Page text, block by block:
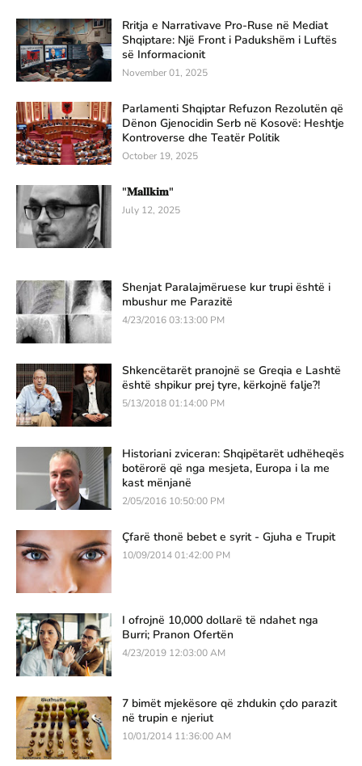
Rritja e Narrativave Pro-Ruse në Mediat
Shqiptare: Një Front i Padukshëm i Luftës
së Informacionit
November 01, 2025
Parlamenti Shqiptar Refuzon Rezolutën që
Dënon Gjenocidin Serb në Kosovë: Heshtje
Kontroverse dhe Teatër Politik
October 19, 2025
"𝐌𝐚𝐥𝐥𝐤𝐢𝐦"
July 12, 2025
Shenjat Paralajmëruese kur trupi është i
mbushur me Parazitë
4/23/2016 03:13:00 PM
Shkencëtarët pranojnë se Greqia e Lashtë
është shpikur prej tyre, kërkojnë falje?!
5/13/2018 01:14:00 PM
Historiani zviceran: Shqipëtarët udhëheqës
botërorë që nga mesjeta, Europa i la me
kast mënjanë
2/05/2016 10:50:00 PM
Çfarë thonë bebet e syrit - Gjuha e Trupit
10/09/2014 01:42:00 PM
I ofrojnë 10,000 dollarë të ndahet nga
Burri; Pranon Ofertën
4/23/2019 12:03:00 AM
7 bimët mjekësore që zhdukin çdo parazit
në trupin e njeriut
10/01/2014 11:36:00 AM